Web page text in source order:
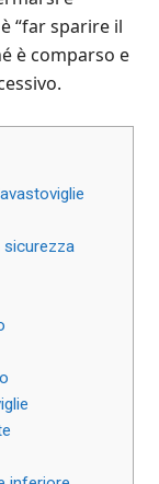
“far sparire il
è comparso e
sicurezza